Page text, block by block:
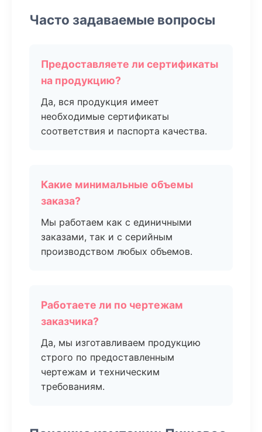
Часто задаваемые вопросы
Предоставляете ли сертификаты
на продукцию?
Да, вся продукция имеет
необходимые сертификаты
соответствия и паспорта качества.
Какие минимальные объемы
заказа?
Мы работаем как с единичными
заказами, так и с серийным
производством любых объемов.
Работаете ли по чертежам
заказчика?
Да, мы изготавливаем продукцию
строго по предоставленным
чертежам и техническим
требованиям.